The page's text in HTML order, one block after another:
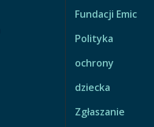
Fundacji Emic
Polityka
ochrony
dziecka
Zgłaszanie